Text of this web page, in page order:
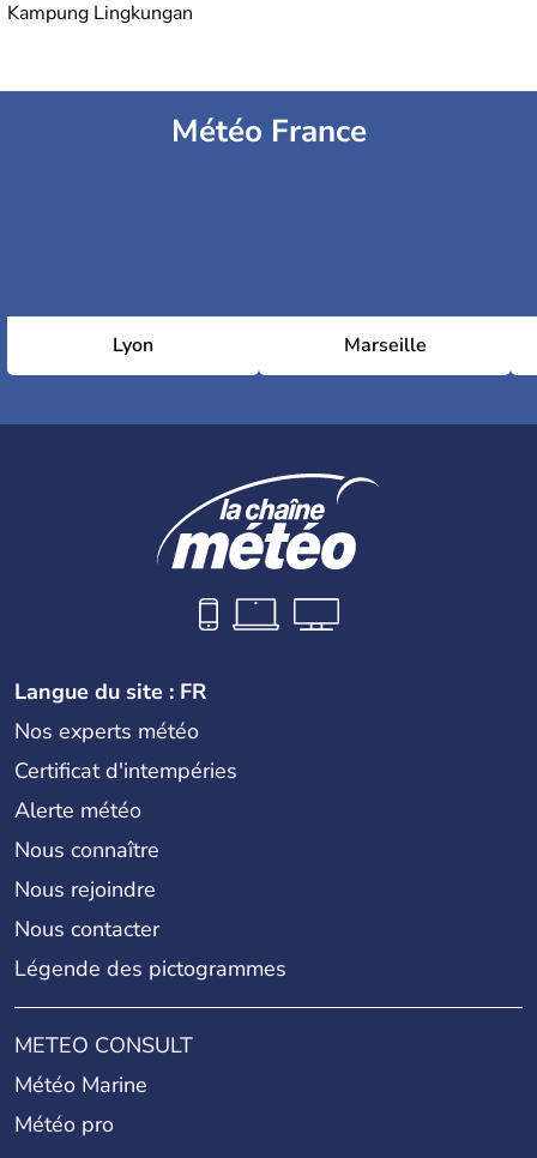
Kampung Lingkungan
Météo France
Lyon Marseille
Langue du site : FR
Nos experts météo
Certificat d'intempéries
Alerte météo
Nous connaître
Nous rejoindre
Nous contacter
Légende des pictogrammes
METEO CONSULT
Météo Marine
Météo pro